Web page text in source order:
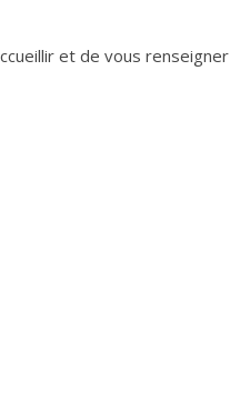
et de vous renseigner